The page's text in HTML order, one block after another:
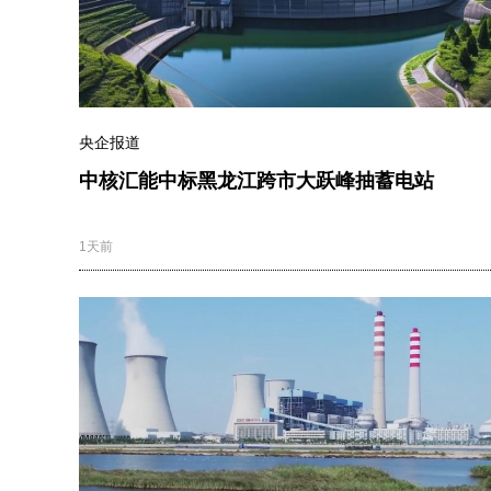
央企报道
中核汇能中标黑龙江跨市大跃峰抽蓄电站
1天前